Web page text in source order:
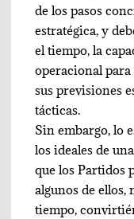
de los pasos
estratégica, y
el tiempo, la
operacional
sus previsiones
tácticas.
Sin embargo, lo
los ideales de
que los Partidos
algunos de ellos,
tiempo,